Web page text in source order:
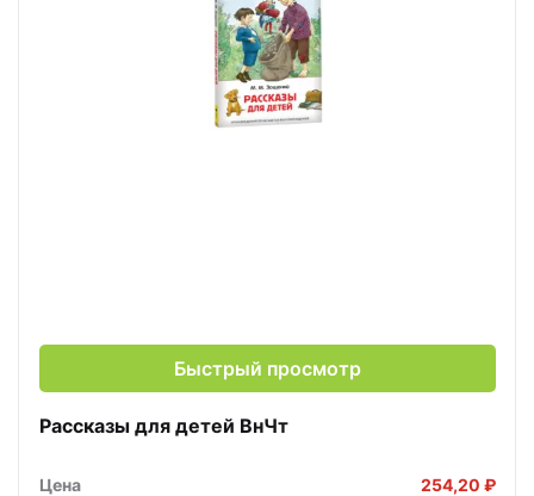
Быстрый просмотр
Рассказы для детей ВнЧт
Цена 254,20 ₽